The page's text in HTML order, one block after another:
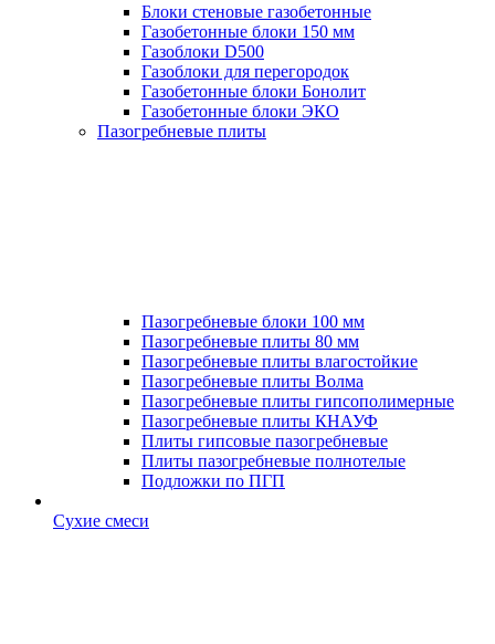
Блоки стеновые газобетонные
Газобетонные блоки 150 мм
Газоблоки D500
Газоблоки для перегородок
Газобетонные блоки Бонолит
Газобетонные блоки ЭКО
Пазогребневые плиты
Пазогребневые блоки 100 мм
Пазогребневые плиты 80 мм
Пазогребневые плиты влагостойкие
Пазогребневые плиты Волма
Пазогребневые плиты гипсополимерные
Пазогребневые плиты КНАУФ
Плиты гипсовые пазогребневые
Плиты пазогребневые полнотелые
Подложки по ПГП
Сухие смеси